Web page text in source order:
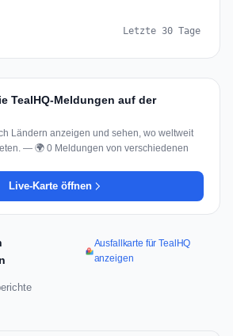
Letzte 30 Tage
TealHQ-Meldungen auf der
Ländern anzeigen und sehen, wo weltweit
— 🌍 0 Meldungen von verschiedenen
Live-Karte öffnen
Ausfallkarte für TealHQ
anzeigen